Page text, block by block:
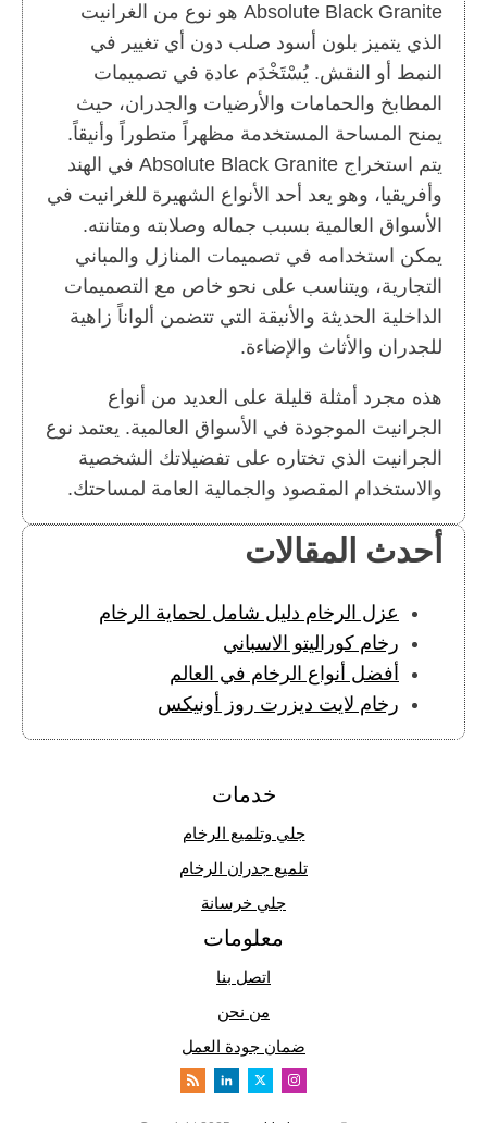
Absolute Black Granite هو نوع من الغرانيت
الذي يتميز بلون أسود صلب دون أي تغيير في
النمط أو النقش. يُسْتَخْدَم عادة في تصميمات
المطابخ والحمامات والأرضيات والجدران، حيث
يمنح المساحة المستخدمة مظهراً متطوراً وأنيقاً.
يتم استخراج Absolute Black Granite في الهند
وأفريقيا، وهو يعد أحد الأنواع الشهيرة للغرانيت في
الأسواق العالمية بسبب جماله وصلابته ومتانته.
يمكن استخدامه في تصميمات المنازل والمباني
التجارية، ويتناسب على نحو خاص مع التصميمات
الداخلية الحديثة والأنيقة التي تتضمن ألواناً زاهية
للجدران والأثاث والإضاءة.
هذه مجرد أمثلة قليلة على العديد من أنواع
الجرانيت الموجودة في الأسواق العالمية. يعتمد نوع
الجرانيت الذي تختاره على تفضيلاتك الشخصية
والاستخدام المقصود والجمالية العامة لمساحتك.
أحدث المقالات
عزل الرخام دليل شامل لحماية الرخام
رخام كوراليتو الاسباني
أفضل أنواع الرخام في العالم
رخام لايت ديزرت روز أونيكس
خدمات
جلي وتلميع الرخام
تلميع جدران الرخام
جلي خرسانة
معلومات
اتصل بنا
من نحن
ضمان جودة العمل